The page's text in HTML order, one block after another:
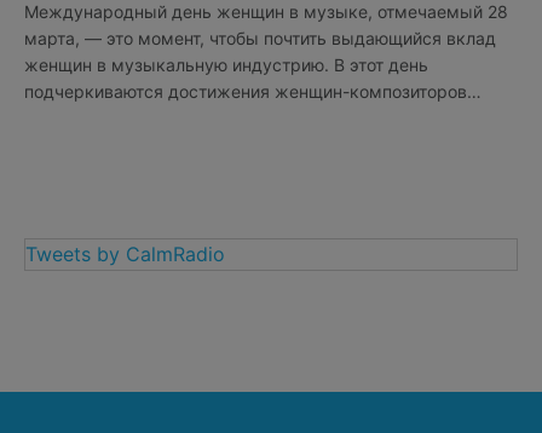
Международный день женщин в музыке, отмечаемый 28
марта, — это момент, чтобы почтить выдающийся вклад
женщин в музыкальную индустрию. В этот день
подчеркиваются достижения женщин-композиторов…
Tweets by CalmRadio